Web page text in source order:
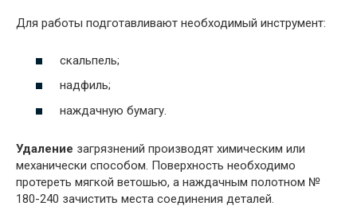
Для работы подготавливают необходимый инструмент:
скальпель;
надфиль;
наждачную бумагу.
Удаление загрязнений производят химическим или
механически способом. Поверхность необходимо
протереть мягкой ветошью, а наждачным полотном №
180-240 зачистить места соединения деталей.